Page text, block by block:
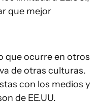
que mejor
que ocurre en otros
de otras culturas.
con los medios y
de EE.UU.